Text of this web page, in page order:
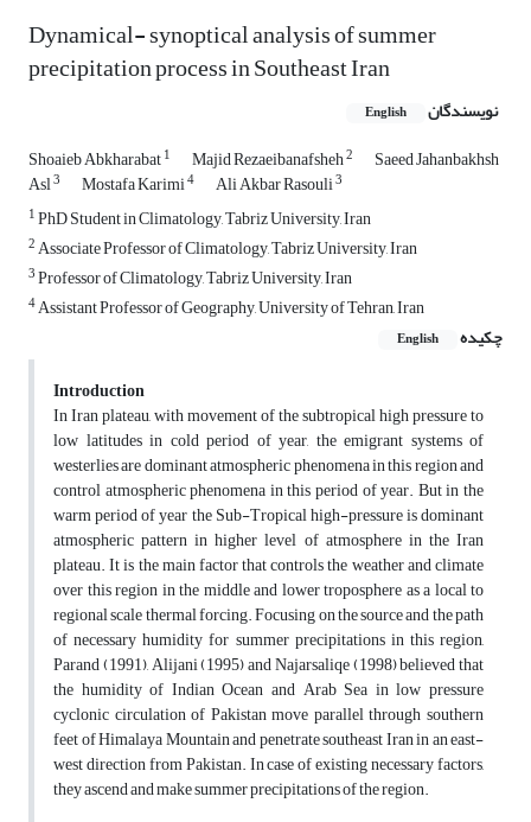
Dynamical- synoptical analysis of summer
precipitation process in Southeast Iran
نویسندگان English
Shoaieb Abkharabat1 Majid Rezaeibanafsheh2 Saeed Jahanbakhsh
Asl3 Mostafa Karimi4 Ali Akbar Rasouli3
1PhD Student in Climatology, Tabriz University, Iran
2Associate Professor of Climatology, Tabriz University, Iran
3Professor of Climatology, Tabriz University, Iran
4Assistant Professor of Geography, University of Tehran, Iran
چکیده
English
Introduction
In Iran plateau, with movement of the subtropical high pressure to
low latitudes in cold period of year, the emigrant systems of
westerlies are dominant atmospheric phenomena in this region and
control atmospheric phenomena in this period of year. But in the
warm period of year the Sub-Tropical high-pressure is dominant
atmospheric pattern in higher level of atmosphere in the Iran
plateau. It is the main factor that controls the weather and climate
over this region in the middle and lower troposphere as a local to
regional scale thermal forcing. Focusing on the source and the path
of necessary humidity for summer precipitations in this region,
Parand (1991), Alijani (1995) and Najarsaliqe (1998) believed that
the humidity of Indian Ocean and Arab Sea in low pressure
cyclonic circulation of Pakistan move parallel through southern
feet of Himalaya Mountain and penetrate southeast Iran in an east-
west direction from Pakistan. In case of existing necessary factors,
they ascend and make summer precipitations of the region.